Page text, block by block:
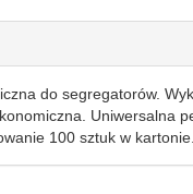
do segregatorów.
Uniwersalna
100 sztuk w kartonie.